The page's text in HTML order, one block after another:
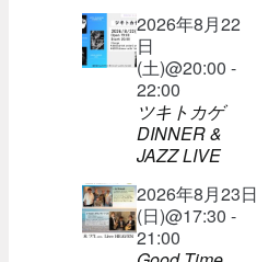
2026年8月22
日
(土)@20:00 -
22:00
ツキトカゲ
DINNER &
JAZZ LIVE
2026年8月23日
(日)@17:30 -
21:00